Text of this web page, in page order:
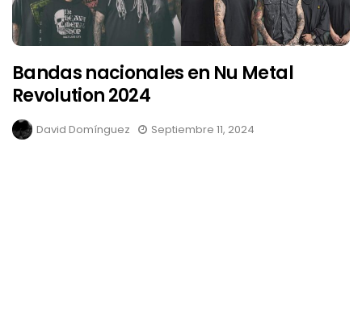
Bandas nacionales en Nu Metal
Revolution 2024
David Domínguez Septiembre 11, 2024